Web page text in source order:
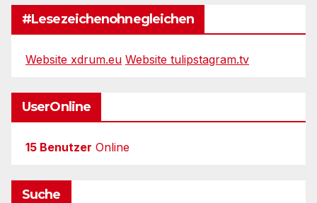
#Lesezeichenohnegleichen
Website xdrum.eu Website tulipstagram.tv
UserOnline
15 Benutzer Online
Suche